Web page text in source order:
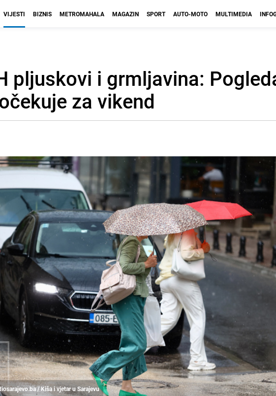
VIJESTI BIZNIS METROMAHALA MAGAZIN SPORT AUTO-MOTO MULTIMEDIA
pljuskovi i grmljavina:
za vikend
/ Kiša i vjetar u Sarajevu